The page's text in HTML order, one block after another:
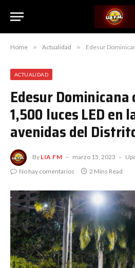
Home » Actualidad » Edesur Dominicana coloca más de
ACTUALIDAD
Edesur Dominicana
1,500 luces LED en
avenidas del
By LIA FM marzo 15, 2023
No hay comentarios
2 Mins Read